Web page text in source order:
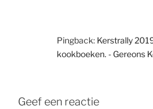
Pingback: Kerstrally
kookboeken. - Gereons
Geef een reactie